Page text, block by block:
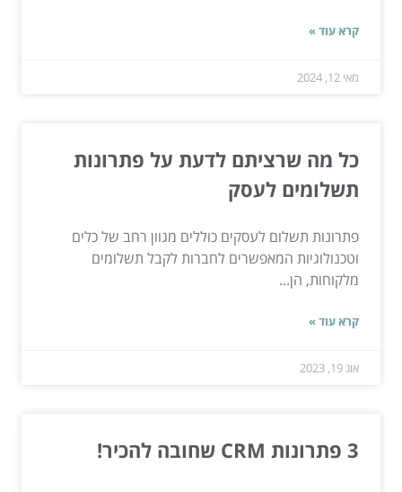
קרא עוד »
מאי 12, 2024
כל מה שרציתם לדעת על פתרונות
תשלומים לעסק
פתרונות תשלום לעסקים כוללים מגוון רחב של כלים
וטכנולוגיות המאפשרים לחברות לקבל תשלומים
מלקוחות, הן...
קרא עוד »
אוג 19, 2023
3 פתרונות CRM שחובה להכיר!